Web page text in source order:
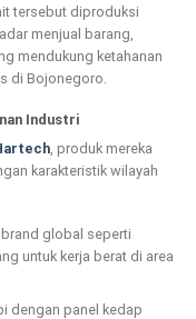
tersebut diproduksi
menjual barang,
mendukung ketahanan
di Bojonegoro.
Industri
, produk mereka
karakteristik wilayah
global seperti
untuk kerja berat di area
dengan panel kedap